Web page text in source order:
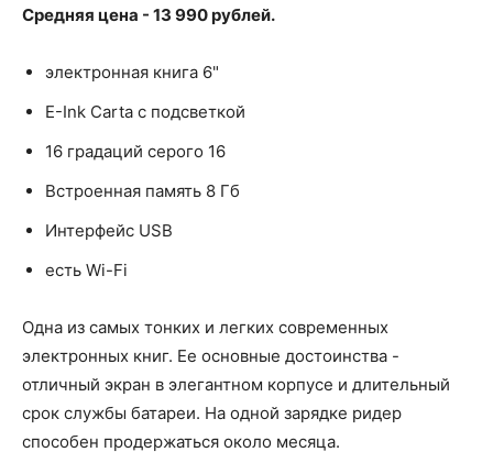
Средняя цена - 13 990 рублей.
электронная книга 6"
E-Ink Carta с подсветкой
16 градаций серого 16
Встроенная память 8 Гб
Интерфейс USB
есть Wi-Fi
Одна из самых тонких и легких современных
электронных книг. Ее основные достоинства -
отличный экран в элегантном корпусе и длительный
срок службы батареи. На одной зарядке ридер
способен продержаться около месяца.